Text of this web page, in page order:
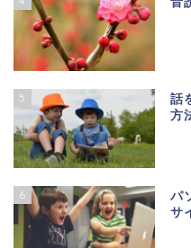
5
話
方
6
パ
サ